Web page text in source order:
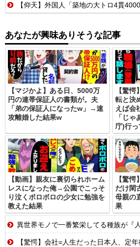
【仰天】外国人「築地の大トロ4貫4000円はぼったくりだ
あなたが興味ありそうな記事
【マジかよ】ある日、5000万
円の連帯保証人の書類が。夫
「弟の保証人になったw」→速
攻離婚した結果w
【驚
転と決
えば会
「じ
庁)行っ
【動画】親友に裏切られホーム
レスになった俺→公園でこっそ
り泣くボロボロの少女に勉強を
教えた結果
【驚
だけ閑
母親の
果
異世界モノで一番繁栄してる種族が『
【驚愕】会社=人生だった日本人、定年後